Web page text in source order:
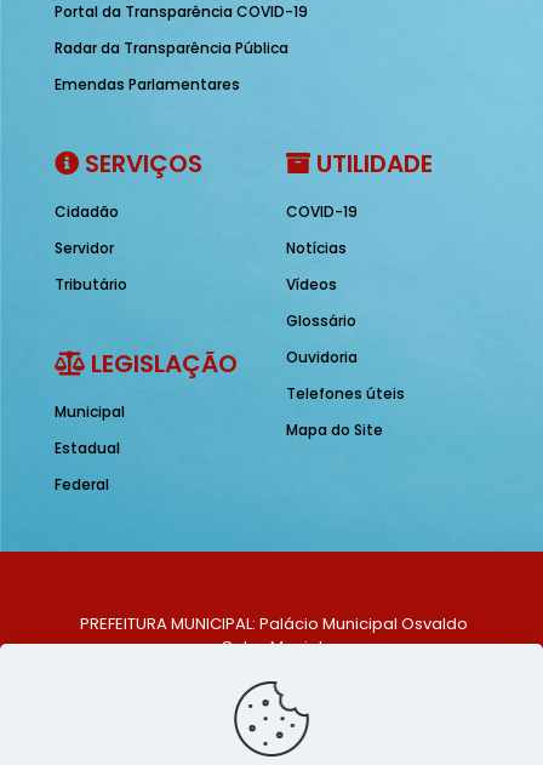
Portal da Transparência COVID-19
Radar da Transparência Pública
Emendas Parlamentares
SERVIÇOS
Cidadão
Servidor
Tributário
LEGISLAÇÃO
Municipal
Estadual
Federal
UTILIDADE
COVID-19
Notícias
Vídeos
Glossário
Ouvidoria
Telefones úteis
Mapa do Site
PREFEITURA MUNICIPAL: Palácio Municipal Osvaldo
Celso Maciel
Centro, São Bento do Una - PE. CEP: 553370-128
TELEFONE: (81) 99548-1569
E-MAIL: ouvidoria@saobentodouna.pe.gov.br